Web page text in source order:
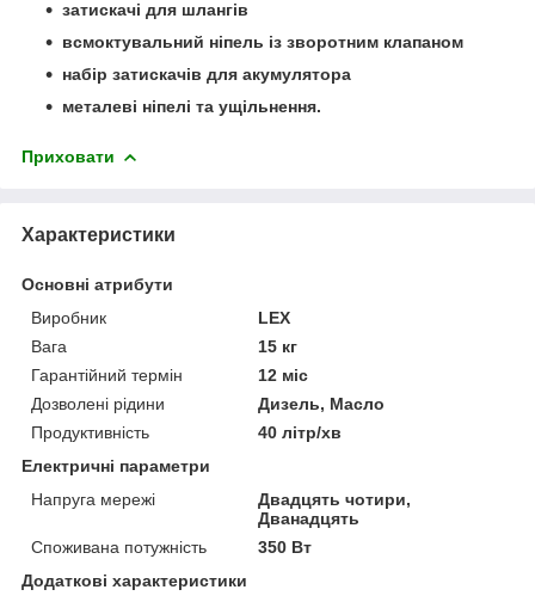
затискачі для шлангів
всмоктувальний ніпель із зворотним клапаном
набір затискачів для акумулятора
металеві ніпелі та ущільнення.
Приховати
Характеристики
Основні атрибути
Виробник
LEX
Вага
15 кг
Гарантійний термін
12 міс
Дозволені рідини
Дизель, Масло
Продуктивність
40 літр/хв
Електричні параметри
Напруга мережі
Двадцять чотири,
Дванадцять
Споживана потужність
350 Вт
Додаткові характеристики